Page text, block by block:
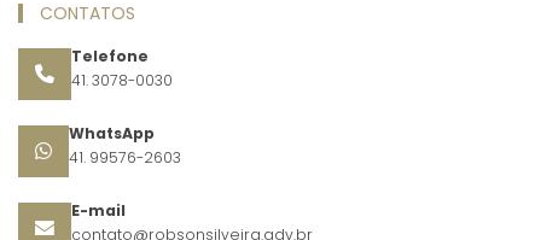
CONTATOS
Telefone
41. 3078-0030
WhatsApp
41. 99576-2603
E-mail
contato@robsonsilveira.adv.br